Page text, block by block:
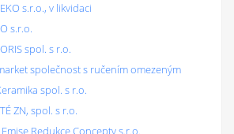
s.r.o., v likvidaci
s.r.o.
spol. s r.o.
společnost s ručením omezeným
spol. s r.o.
ZN, spol. s r.o.
Emise Redukce Concepty s.r.o.